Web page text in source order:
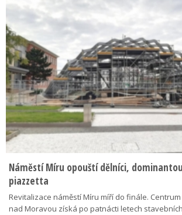
Náměstí Míru opouští dělníci,
piazzetta
Revitalizace náměstí Míru míří do finále.
nad Moravou získá po patnácti letech